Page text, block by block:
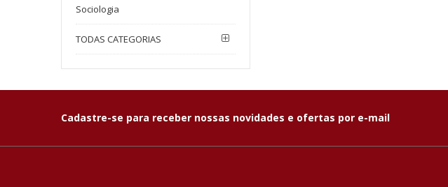
Sociologia
TODAS CATEGORIAS
Cadastre-se para receber nossas novidades e ofertas por e-mail